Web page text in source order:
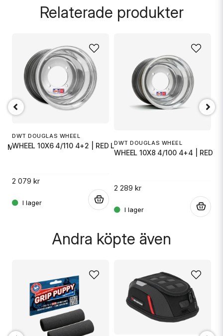
Namn
emailMejladress
Ja, ni får publicera min fråga
Relaterade produkter
- MA
DWT DOUGLAS WHEEL
WHEEL 10X6 4/110 4+2 | RED LAB
2 079 kr
DWT DOUGLAS WHEEL
WHEEL 10X8 4/100 4+4 | RED
2 289 kr
Andra köpte även